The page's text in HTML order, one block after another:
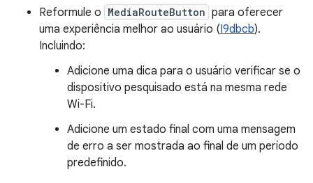
Reformule o MediaRouteButton para oferecer
uma experiência melhor ao usuário (I9dbcb).
Incluindo:
Adicione uma dica para o usuário verificar se o
dispositivo pesquisado está na mesma rede
Wi-Fi.
Adicione um estado final com uma mensagem
de erro a ser mostrada ao final de um período
predefinido.